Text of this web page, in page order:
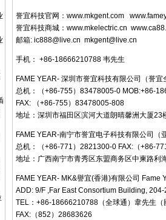
誉宜科技官网： www.mkgent.com
誉宜科技商城： www.mkelectric.cn
邮箱: ic888@live.cn mkgent@live.cn
手机： +86-18666210788 韦先生
FAME YEAR- 深圳市誉宜科技有限公司（誉
总机：（+86-755）83478005-0 MOB:+86-
FAX: （+86-755）83478005-808
地址：深圳市福田区滨河大道朗晴馨洲大厦23
FAME YEAR-南宁市誉宜电子科技有限公司（
总机：（+86-771）2821300-0 FAX:（+86-
地址：广西南宁市青秀区东盟商务区中柬路利
FAME YEAR- MK&譽宜(香港)有限公司
ADD: 9/F ,Far East Consortium Building,
TEL：+86-18666210788（全球通）韋先生（
FAX:（852）28683626